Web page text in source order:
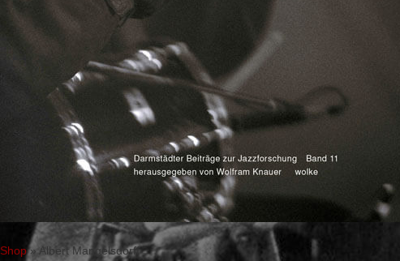
Shop»Albert Mangelsdorff